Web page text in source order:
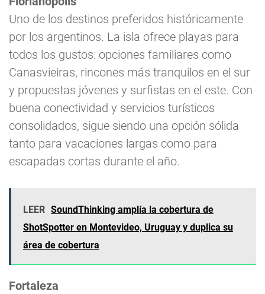
Uno de los destinos preferidos históricamente
por los argentinos. La isla ofrece playas para
todos los gustos: opciones familiares como
Canasvieiras, rincones más tranquilos en el sur
y propuestas jóvenes y surfistas en el este. Con
buena conectividad y servicios turísticos
consolidados, sigue siendo una opción sólida
tanto para vacaciones largas como para
escapadas cortas durante el año.
LEER SoundThinking amplía la cobertura de
ShotSpotter en Montevideo, Uruguay y duplica su
área de cobertura
Fortaleza